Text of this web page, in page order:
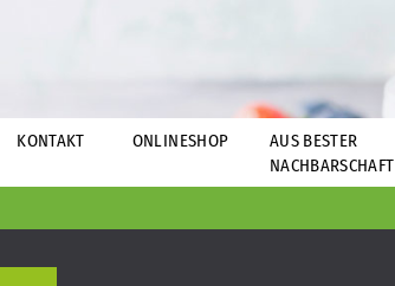
KONTAKT ONLINESHOP
AUS BESTER
NACHBARSCHAFT